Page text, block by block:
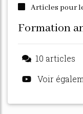
Articles pour
formation
10 articles
Voir